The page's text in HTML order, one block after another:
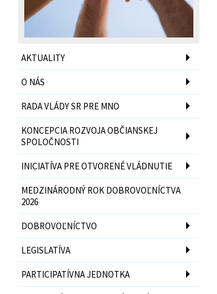
AKTUALITY
O NÁS
RADA VLÁDY SR PRE MNO
KONCEPCIA ROZVOJA OBČIANSKEJ
SPOLOČNOSTI
INICIATÍVA PRE OTVORENÉ VLÁDNUTIE
MEDZINÁRODNÝ ROK DOBROVOĽNÍCTVA
2026
DOBROVOĽNÍCTVO
LEGISLATÍVA
PARTICIPATÍVNA JEDNOTKA